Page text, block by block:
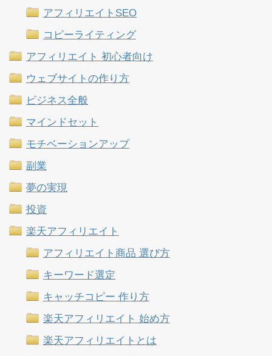
アフィリエイトSEO
コピーライティング
アフィリエイト 初心者向け
ウェブサイトの作り方
ビジネス全般
マインドセット
モチベーションアップ
副業
夢の実現
投資
楽天アフィリエイト
アフィリエイト商品 選び方
キーワード選定
キャッチコピー 作り方
楽天アフィリエイト 始め方
楽天アフィリエイトとは